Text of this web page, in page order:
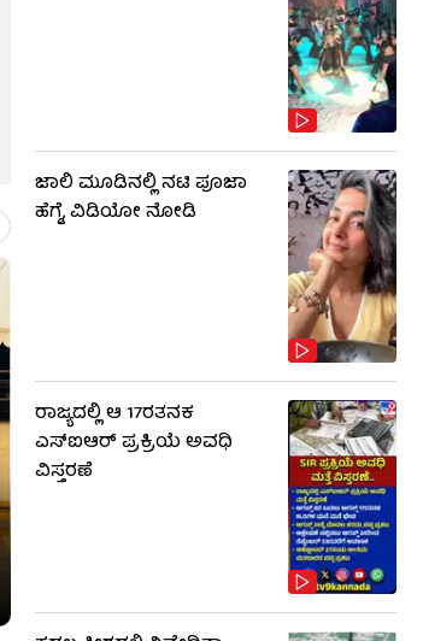
ಜಾಲಿ ಮೂಡಿನಲ್ಲಿ ನಟಿ ಪೂಜಾ
ಹೆಗ್ಡೆ, ವಿಡಿಯೋ ನೋಡಿ
ರಾಜ್ಯದಲ್ಲಿ ಆ 17ರತನಕ
ಎಸ್‌ಐಆರ್ ಪ್ರಕ್ರಿಯೆ ಅವಧಿ
ವಿಸ್ತರಣೆ